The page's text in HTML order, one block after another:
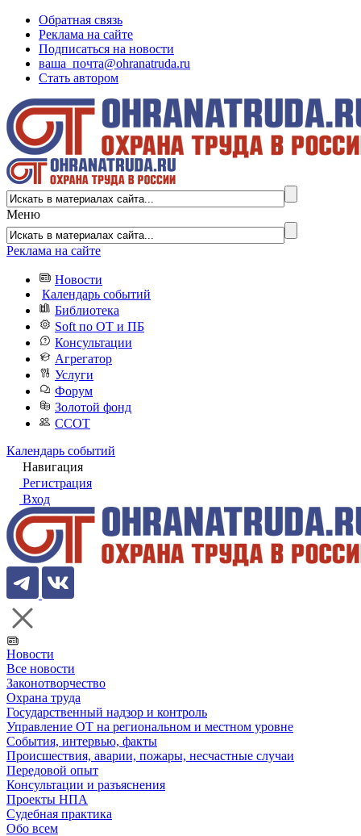
Обратная связь
Реклама на сайте
Подписаться на новости
ваша_почта@ohranatruda.ru
Стать автором
Меню
Реклама на сайте
Новости
Календарь событий
Библиотека
Soft по ОТ и ПБ
Консультации
Агрегатор
Услуги
Форум
Золотой фонд
ССОТ
Календарь событий
Навигация
Регистрация
Вход
Новости
Все новости
Законотворчество
Охрана труда
Государственный надзор и контроль
Управление ОТ на региональном и местном уровне
События, интервью, факты
Происшествия, аварии, пожары, несчастные случаи
Передовой опыт
Консультации и разъяснения
Проекты НПА
Судебная практика
Обо всем